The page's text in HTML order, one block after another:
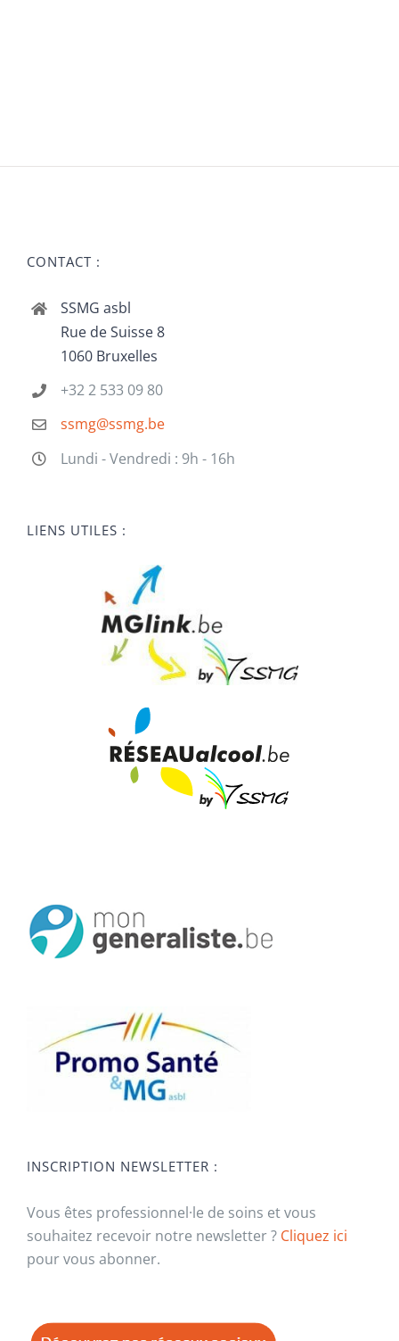
CONTACT :
SSMG asbl
Rue de Suisse 8
1060 Bruxelles
+32 2 533 09 80
ssmg@ssmg.be
Lundi - Vendredi : 9h - 16h
LIENS UTILES :
INSCRIPTION NEWSLETTER :
Vous êtes professionnel·le de soins et vous
souhaitez recevoir notre newsletter ? Cliquez ici
pour vous abonner.